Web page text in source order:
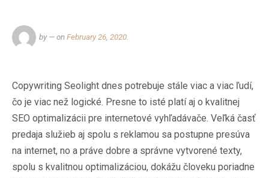
by — on February 26, 2020
Copywriting Seolight dnes potrebuje stále viac a viac ľudí,
čo je viac než logické. Presne to isté platí aj o kvalitnej
SEO optimalizácii pre internetové vyhľadávače. Veľká časť
predaja služieb aj spolu s reklamou sa postupne presúva
na internet, no a práve dobre a správne vytvorené texty,
spolu s kvalitnou optimalizáciou, dokážu človeku poriadne